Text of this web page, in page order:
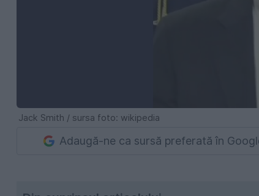
Jack Smith / sursa foto: wikipedia
Adaugă-ne ca sursă preferată în